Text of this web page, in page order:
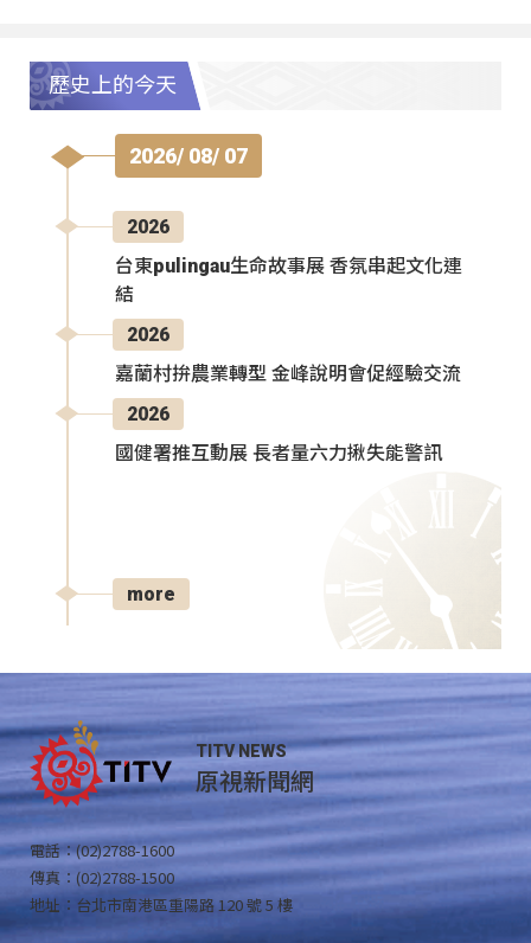
歷史上的今天
2026/ 08/ 07
2026
台東pulingau生命故事展 香氛串起文化連
結
2026
嘉蘭村拚農業轉型 金峰說明會促經驗交流
2026
國健署推互動展 長者量六力揪失能警訊
more
TITV NEWS
原視新聞網
電話：(02)2788-1600
傳真：(02)2788-1500
地址：台北市南港區重陽路 120 號 5 樓